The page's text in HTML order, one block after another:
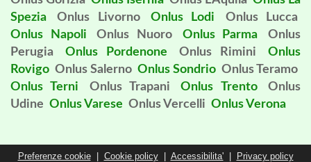
Spezia
Onlus Livorno Onlus Lodi
Onlus Lucca
Onlus Napoli
Onlus Nuoro Onlus Parma
Onlus
Perugia
Onlus Pordenone Onlus Rimini
Onlus
Rovigo Onlus Salerno Onlus Sondrio Onlus Teramo
Onlus Terni
Onlus Trapani Onlus Trento
Onlus
Udine Onlus Varese Onlus Vercelli Onlus Verona
Preferenze cookie| Cookie policy| Accessibilita'| Privacy policy